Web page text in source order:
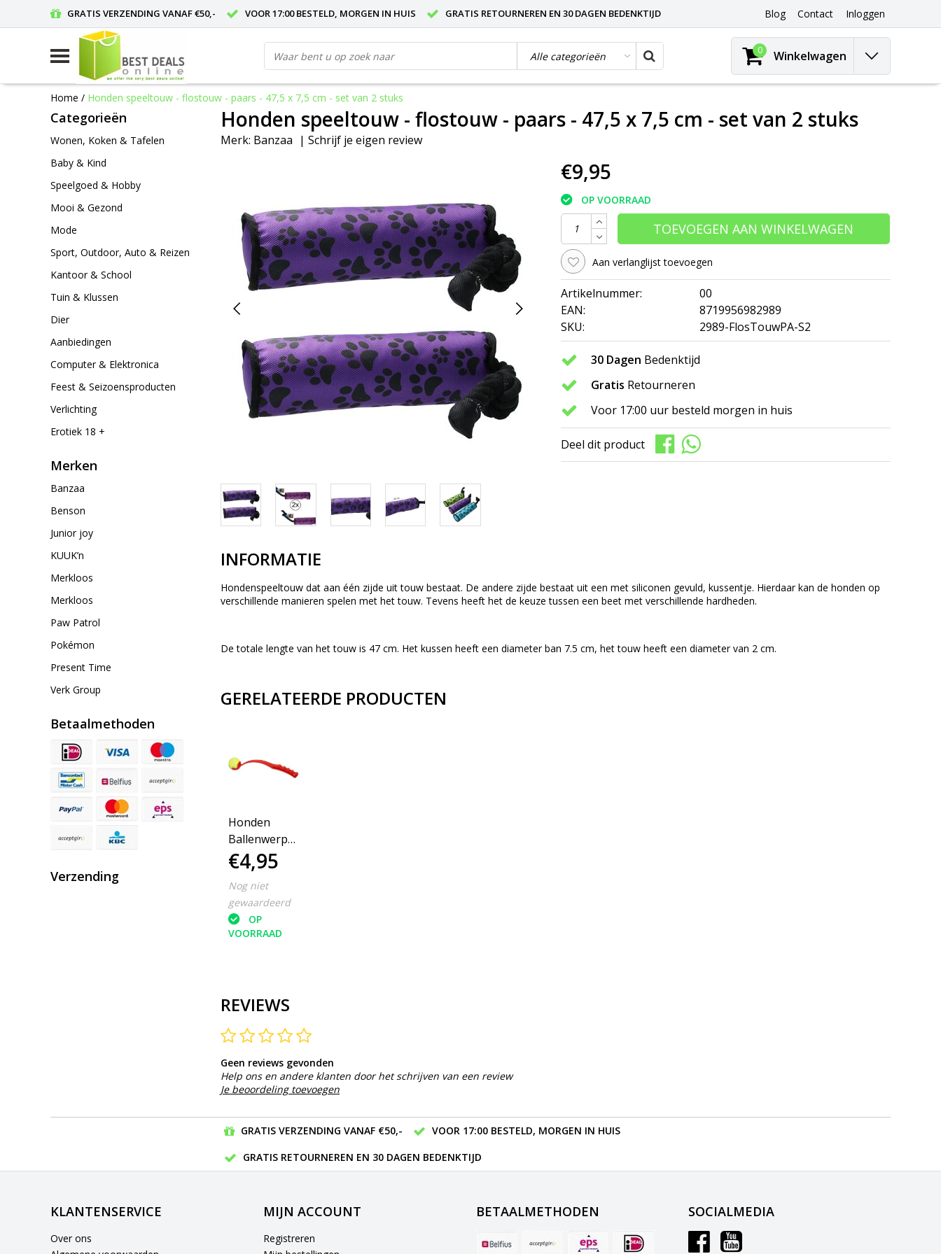
GRATIS VERZENDING VANAF €50,- VOOR 17:00 BESTELD, MORGEN IN HUIS GRATIS RETOURNEREN EN 30 DAGEN BEDENKTIJD Blog Contact Inloggen
0 Winkelwagen
Home / Honden speeltouw - flostouw - paars - 47,5 x 7,5 cm - set van 2 stuks
Categorieën
Wonen, Koken & Tafelen
Baby & Kind
Speelgoed & Hobby
Mooi & Gezond
Mode
Sport, Outdoor, Auto & Reizen
Kantoor & School
Tuin & Klussen
Dier
Aanbiedingen
Computer & Elektronica
Feest & Seizoensproducten
Verlichting
Erotiek 18 +
Merken
Banzaa
Benson
Junior joy
KUUK’n
Merkloos
Merkloos
Paw Patrol
Pokémon
Present Time
Verk Group
Betaalmethoden
Verzending
Honden speeltouw - flostouw - paars - 47,5 x 7,5 cm - set van 2 stuks
Merk: Banzaa | Schrijf je eigen review
€9,95
OP VOORRAAD
TOEVOEGEN AAN WINKELWAGEN
Aan verlanglijst toevoegen
Artikelnummer:
00
EAN:
8719956982989
SKU:
2989-FlosTouwPA-S2
30 Dagen Bedenktijd
Gratis Retourneren
Voor 17:00 uur besteld morgen in huis
Deel dit product
INFORMATIE
Hondenspeeltouw dat aan één zijde uit touw bestaat. De andere zijde bestaat uit een met siliconen gevuld, kussentje. Hierdaar kan de honden op
verschillende manieren spelen met het touw. Tevens heeft het de keuze tussen een beet met verschillende hardheden.
De totale lengte van het touw is 47 cm. Het kussen heeft een diameter ban 7.5 cm, het touw heeft een diameter van 2 cm.
GERELATEERDE PRODUCTEN
Honden
Ballenwerper
38cm
€4,95
Nog niet
gewaardeerd
OP
VOORRAAD
REVIEWS
Geen reviews gevonden
Help ons en andere klanten door het schrijven van een review
Je beoordeling toevoegen
GRATIS VERZENDING VANAF €50,-
VOOR 17:00 BESTELD, MORGEN IN HUIS
GRATIS RETOURNEREN EN 30 DAGEN BEDENKTIJD
KLANTENSERVICE
Over ons
MIJN ACCOUNT
Registreren
BETAALMETHODEN SOCIALMEDIA